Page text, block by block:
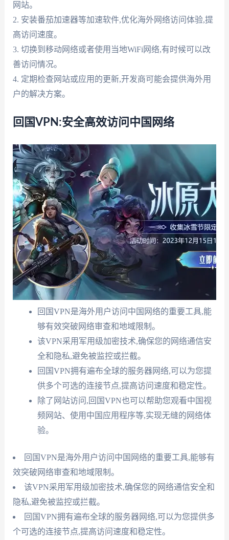
网站。
2. 安装番茄加速器等加速软件,优化海外网络访问体验,提
高访问速度。
3. 切换到移动网络或者使用当地WiFi网络,有时候可以改
善访问情况。
4. 定期检查网站或应用的更新,开发商可能会提供海外用
户的解决方案。
回国VPN:安全高效访问中国网络
回国VPN是海外用户访问中国网络的重要工具,能
够有效突破网络审查和地域限制。
该VPN采用军用级加密技术,确保您的网络通信安
全和隐私,避免被监控或拦截。
回国VPN拥有遍布全球的服务器网络,可以为您提
供多个可选的连接节点,提高访问速度和稳定性。
除了网站访问,回国VPN也可以帮助您观看中国视
频网站、使用中国应用程序等,实现无缝的网络体
验。
回国VPN是海外用户访问中国网络的重要工具,能够有
效突破网络审查和地域限制。
该VPN采用军用级加密技术,确保您的网络通信安全和
隐私,避免被监控或拦截。
回国VPN拥有遍布全球的服务器网络,可以为您提供多
个可选的连接节点,提高访问速度和稳定性。